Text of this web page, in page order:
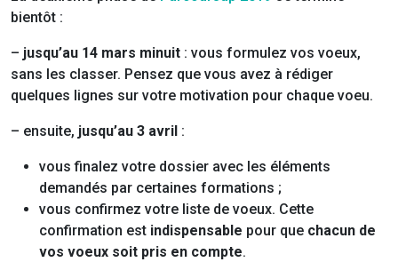
bientôt :
– jusqu’au 14 mars minuit : vous formulez vos voeux,
sans les classer. Pensez que vous avez à rédiger
quelques lignes sur votre motivation pour chaque voeu.
– ensuite, jusqu’au 3 avril :
vous finalez votre dossier avec les éléments
demandés par certaines formations ;
vous confirmez votre liste de voeux. Cette
confirmation est indispensable pour que chacun de
vos voeux soit pris en compte.